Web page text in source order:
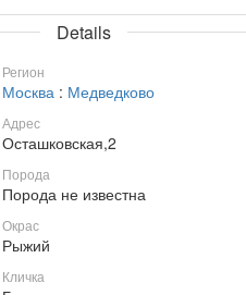
Details
Регион
Москва : Медведково
Адрес
Осташковская,2
Порода
Порода не известна
Окрас
Рыжий
Кличка